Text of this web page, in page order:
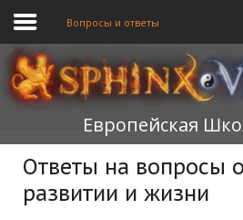
ГЛАВНАЯ
ОБУЧЕНИЕ
ТЕОРИЯ
МЫ
Вопросы и ответы
Европейская
Ответы на вопросы
развитии и жизни